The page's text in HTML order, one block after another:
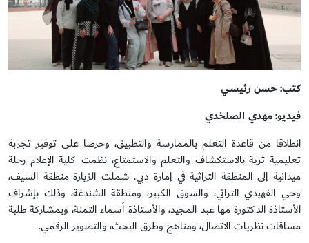
كتب: حسن رئيسي
فيديو: مهدي الصلخدي
انطلاقا من قاعدة التعلم بالممارسة والتطبيق، وحرصا على توفير تجربة
تعليمية ثرية بالاستكشاف والتعلم والاستمتاع، نظمت كلية الإعلام رحلة
ميدانية إلى المنطقة التراثية في إمارة دبي. شملت الزيارة منطقة السيف،
وحي الفهيدي التراثي، والسوق الكبير، ومنطقة الشندغة، وذلك بإشراف
الأستاذة الدكتورة مها عبد المجيد، والأستاذة أسماء التمنة، وبمشاركة طلبة
مساقات نظريات الاتصال، ومناهج وطرق البحث، والتصوير الرقمي.